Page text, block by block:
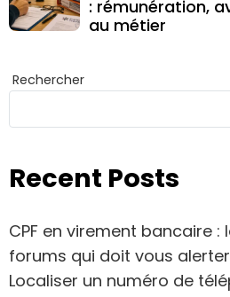
: rémunération,
au métier
Rechercher
Recent Posts
CPF en virement bancaire
forums qui doit vous alerter
Localiser un numéro de